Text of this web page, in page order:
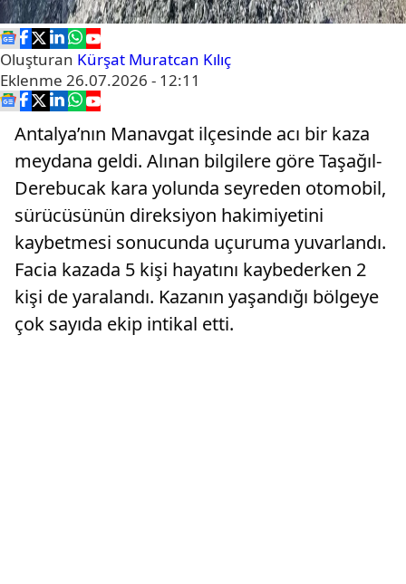
Oluşturan Kürşat Muratcan Kılıç
Eklenme 26.07.2026 - 12:11
Antalya’nın Manavgat ilçesinde acı bir kaza
meydana geldi. Alınan bilgilere göre Taşağıl-
Derebucak kara yolunda seyreden otomobil,
sürücüsünün direksiyon hakimiyetini
kaybetmesi sonucunda uçuruma yuvarlandı.
Facia kazada 5 kişi hayatını kaybederken 2
kişi de yaralandı. Kazanın yaşandığı bölgeye
çok sayıda ekip intikal etti.